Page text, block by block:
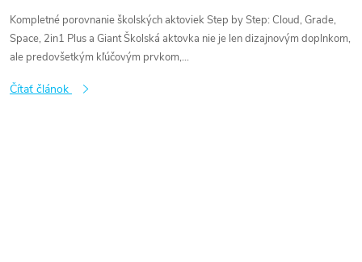
Kompletné porovnanie školských aktoviek Step by Step: Cloud, Grade,
Space, 2in1 Plus a Giant Školská aktovka nie je len dizajnovým doplnkom,
ale predovšetkým kľúčovým prvkom,...
Čítať článok